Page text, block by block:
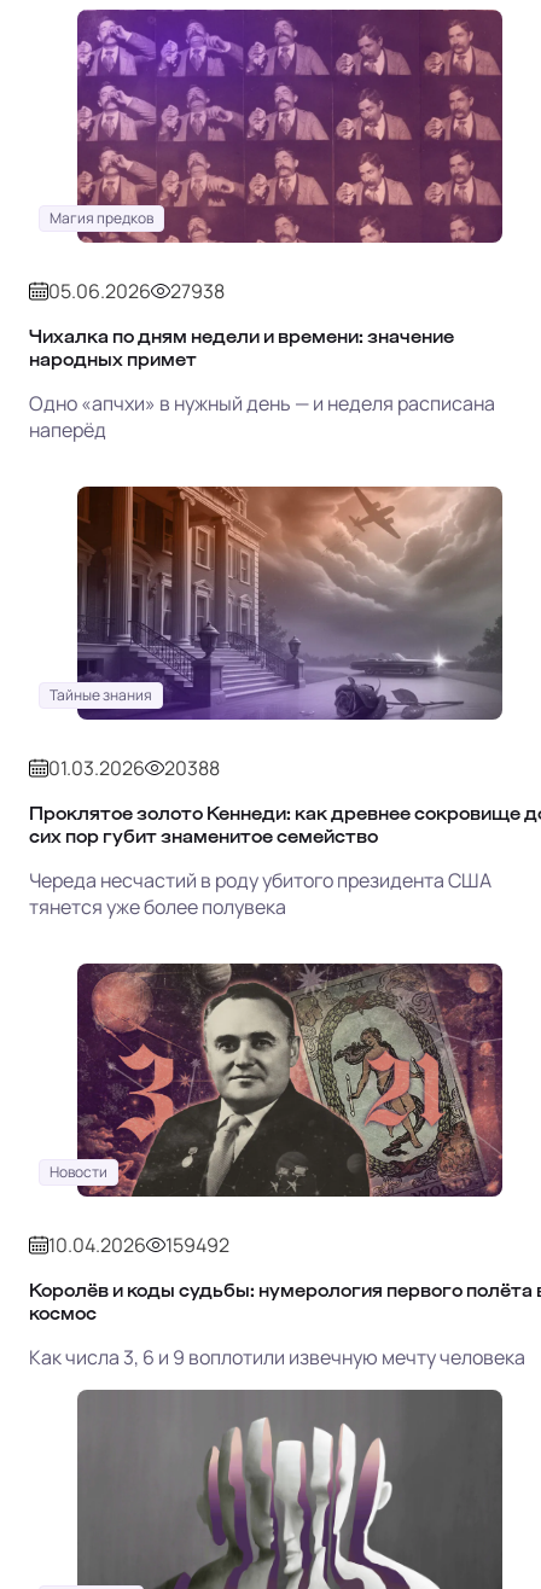
Магия предков
05.06.2026 27938
Чихалка по дням недели и времени: значение
народных примет
Одно «апчхи» в нужный день — и неделя расписана
наперёд
Тайные знания
01.03.2026 20388
Проклятое золото Кеннеди: как древнее сокровище
сих пор губит знаменитое семейство
Череда несчастий в роду убитого президента США
тянется уже более полувека
Новости
10.04.2026 159492
Королёв и коды судьбы: нумерология первого полёта
космос
Как числа 3, 6 и 9 воплотили извечную мечту человека